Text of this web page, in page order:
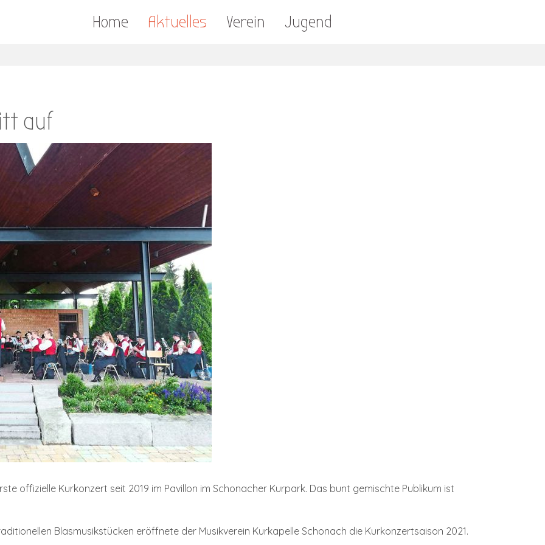
Home Aktuelles Verein Jugend
auf
offizielle Kurkonzert seit 2019 im Pavillon im Schonacher Kurpark. Das bunt gemischte Publikum ist
Blasmusikstücken eröffnete der Musikverein Kurkapelle Schonach die Kurkonzertsaison 2021.